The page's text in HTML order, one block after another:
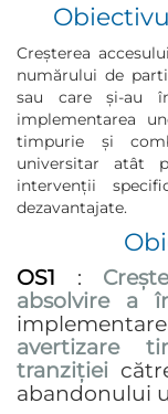
Creșterea
numărului de
sau care și-au
implementarea
timpurie și
universitar atât
intervenții
dezavantajate.
OS1 :
absolvire a
avertizare
tranziției
abandonului